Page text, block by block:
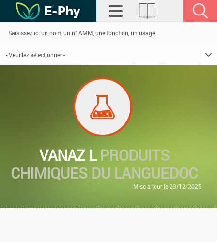
VANAZ LPRODUITS
CHIMIQUES DU LANGUEDOC
Mise à jour le 23/12/2025